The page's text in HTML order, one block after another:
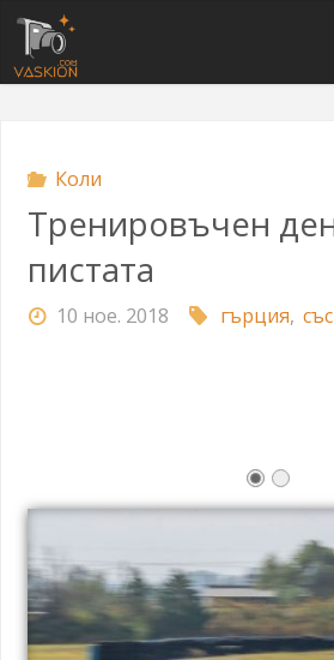
Напред
към
съдържанието
ASKI
M
Коли
Тренировъчен
пистата
10 ное. 2018 гърция,